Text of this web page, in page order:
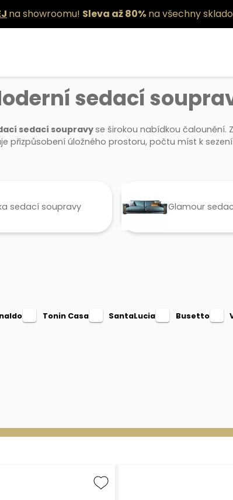
na showroomu! Sleva až 80% na všechny
sedací
sedací soupravyse širokou nabídkou čalounění.
přizpůsobení úložného prostoru, počtu míst k
sedací soupravy Glamour
Tonin Casa SantaLucia Busetto